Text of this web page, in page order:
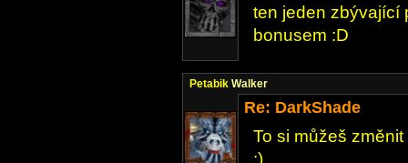
ten jeden zbývající
bonusem :D
Petabik Walker
Re: DarkShade
To si můžeš
:)